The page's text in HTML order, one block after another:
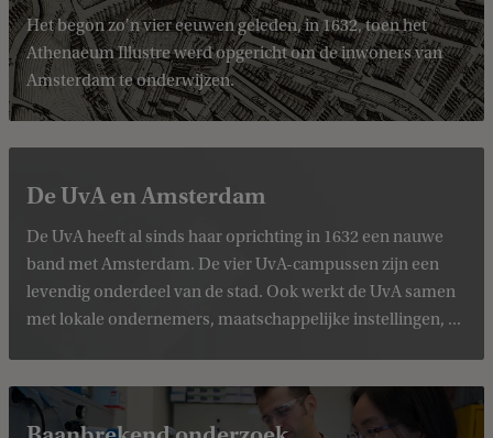
Het begon zo'n vier eeuwen geleden, in 1632, toen het
Athenaeum Illustre werd opgericht om de inwoners van
Amsterdam te onderwijzen.
De UvA en Amsterdam
De UvA heeft al sinds haar oprichting in 1632 een nauwe
band met Amsterdam. De vier UvA-campussen zijn een
levendig onderdeel van de stad. Ook werkt de UvA samen
met lokale ondernemers, maatschappelijke instellingen, ...